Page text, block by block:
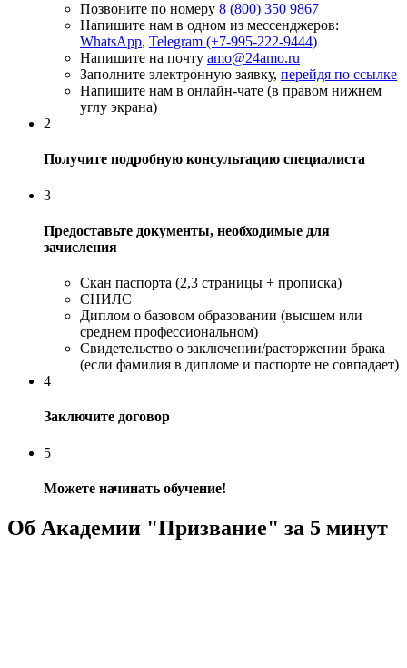
Позвоните по номеру 8 (800) 350 9867
Напишите нам в одном из мессенджеров:
WhatsApp, Telegram (+7-995-222-9444)
Напишите на почту amo@24amo.ru
Заполните электронную заявку, перейдя по ссылке
Напишите нам в онлайн-чате (в правом нижнем
углу экрана)
2
Получите подробную консультацию специалиста
3
Предоставьте документы, необходимые для
зачисления
Скан паспорта (2,3 страницы + прописка)
СНИЛС
Диплом о базовом образовании (высшем или
среднем профессиональном)
Свидетельство о заключении/расторжении брака
(если фамилия в дипломе и паспорте не совпадает)
4
Заключите договор
5
Можете начинать обучение!
Об Академии "Призвание" за 5 минут